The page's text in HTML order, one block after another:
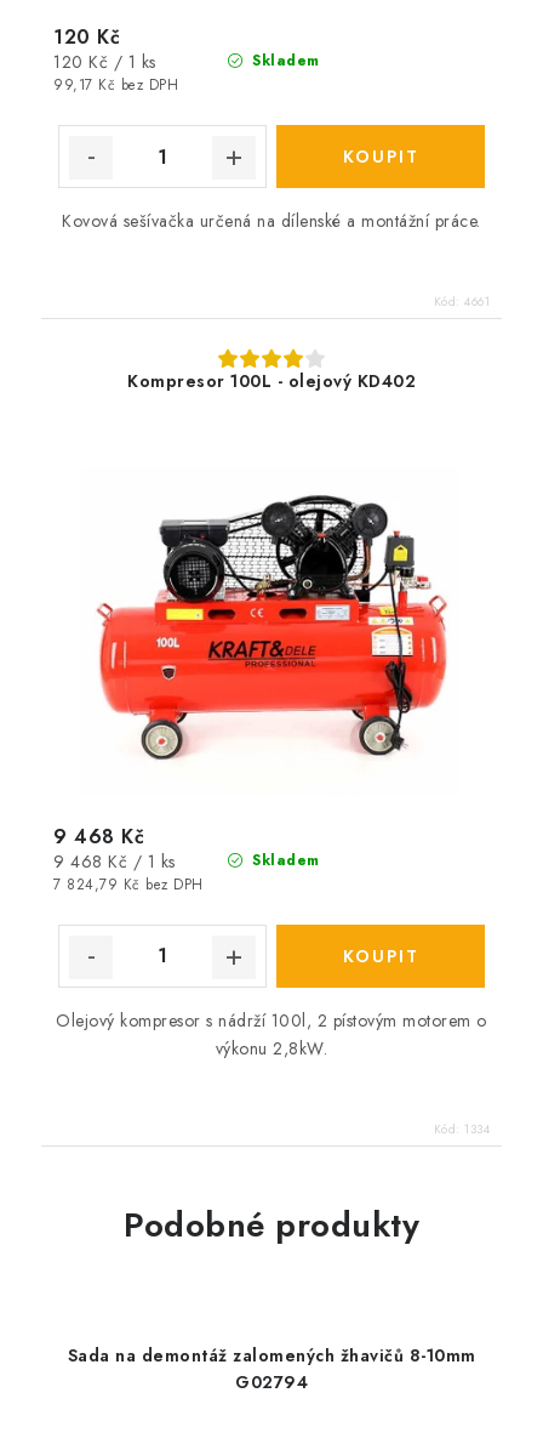
Skladem
99,17 Kč bez DPH
120 Kč
Měrná
cena:
120 Kč / 1 ks
Kovová sešívačka určená na dílenské a montážní práce.
Kód: 4661
Kompresor 100L - olejový KD402
Skladem
7 824,79 Kč bez DPH
9 468 Kč
Měrná
cena:
9 468 Kč / 1 ks
Olejový kompresor s nádrží 100l, 2 pístovým motorem o
výkonu 2,8kW.
Kód: 1334
Podobné produkty
Sada na demontáž zalomených žhavičů 8-10mm
G02794